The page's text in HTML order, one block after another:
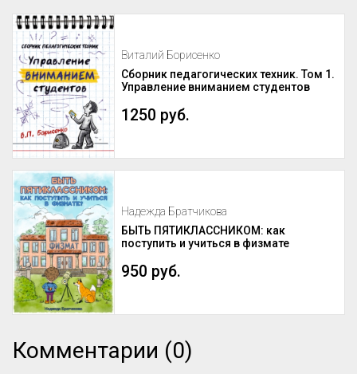
Виталий Борисенко
Сборник педагогических техник. Том 1.
Управление вниманием студентов
1250 руб.
Надежда Братчикова
БЫТЬ ПЯТИКЛАССНИКОМ: как
поступить и учиться в физмате
950 руб.
Комментарии (0)